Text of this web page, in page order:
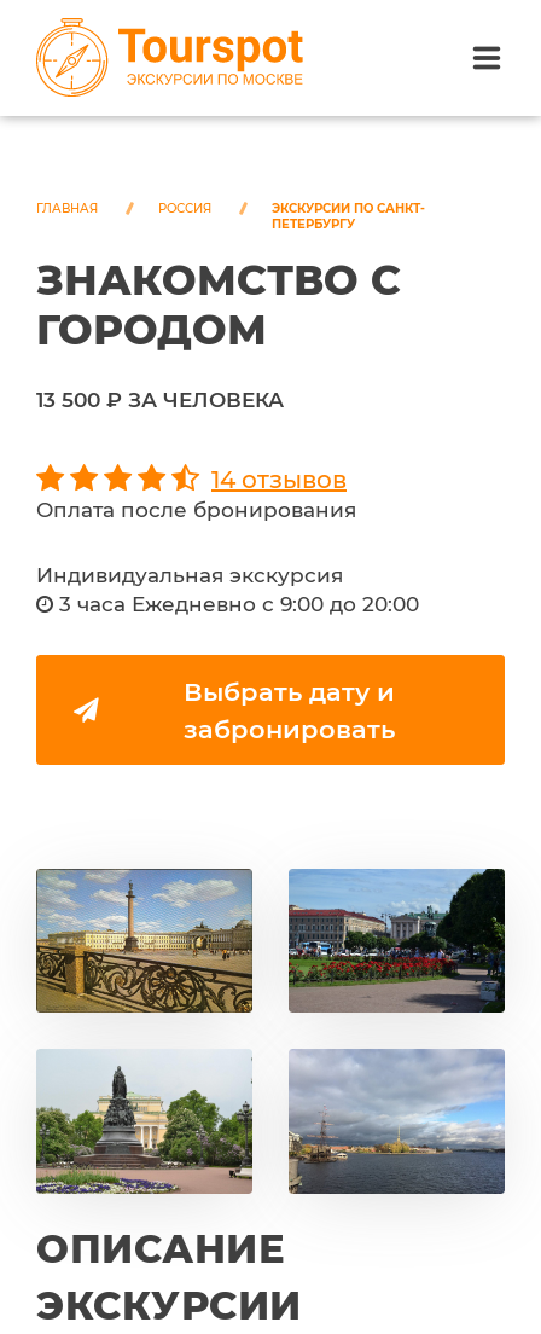
ЭКСКУРСИИ ПО МОСКВЕ
ЭКСКУРСИИ ПО СОЧИ
О НАС
ГЛАВНАЯ РОССИЯ
ЭКСКУРСИИ ПО САНКТ-
ПЕТЕРБУРГУ
ЗНАКОМСТВО С
ГОРОДОМ
13 500 ₽ ЗА ЧЕЛОВЕКА
14 отзывов
Оплата после бронирования
Индивидуальная экскурсия
3 часа Ежедневно с 9:00 до 20:00
Выбрать дату и
забронировать
ОПИСАНИЕ
ЭКСКУРСИИ